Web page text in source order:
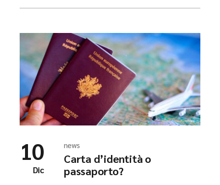
10
Dic
news
Carta d’identità o
passaporto?